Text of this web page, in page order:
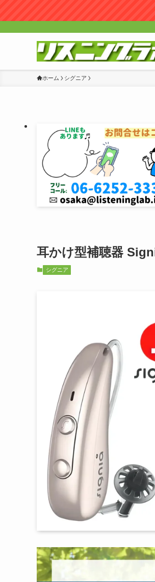
ホーム シグニア
耳かけ型補聴器
シグニア